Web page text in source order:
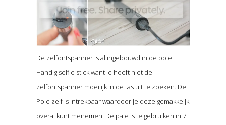
De zelfontspanner is al ingebouwd in de pole.
Handig selfie stick want je hoeft niet de
zelfontspanner moeilijk in de tas uit te zoeken. De
Pole zelf is intrekbaar waardoor je deze gemakkeijk
overal kunt menemen. De pale is te gebruiken in 7